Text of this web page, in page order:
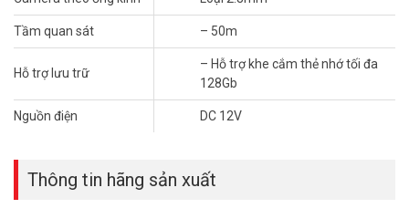
– Youtube:https://www.youtube.com/c/VuhoangTVChannel
– Website:https://vuhoangtelecom.vn/
Tầm quan sát – 50m
Hỗ trợ lưu trữ
– Hỗ trợ khe cắm thẻ nhớ tối đa
128Gb
Nguồn điện DC 12V
Thông tin hãng sản xuất